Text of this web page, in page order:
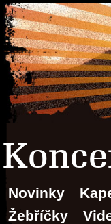
Novinky
Žebříčky